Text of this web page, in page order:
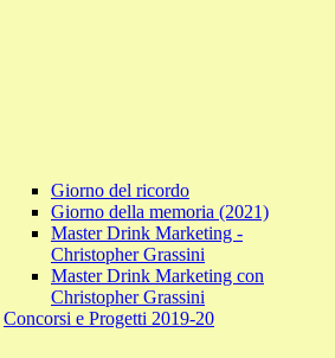
Giorno del ricordo
Giorno della memoria (2021)
Master Drink Marketing -
Christopher Grassini
Master Drink Marketing con
Christopher Grassini
Concorsi e Progetti 2019-20